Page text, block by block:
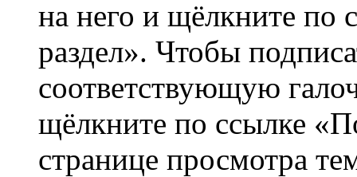
на него и щёлкните по
раздел». Чтобы
соответствующую
щёлкните по ссылке
странице просмотра